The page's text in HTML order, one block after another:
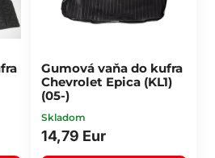
Gumová vaňa do kufra
Chevrolet Epica (KL1)
(05-)
Skladom
14,79 Eur